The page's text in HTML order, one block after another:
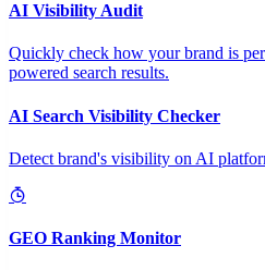
AI Visibility Audit
Quickly check how your brand is
powered search results.
AI Search Visibility Checker
Detect brand's visibility on AI
GEO Ranking Monitor